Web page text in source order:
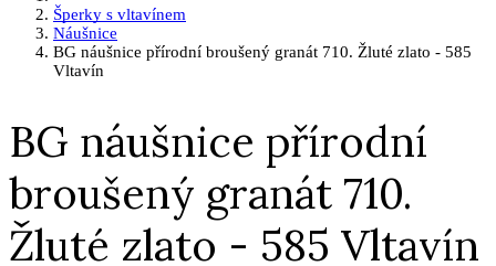
Šperky s vltavínem
Náušnice
BG náušnice přírodní broušený granát 710. Žluté zlato - 585
Vltavín
BG náušnice přírodní
broušený granát 710.
Žluté zlato - 585 Vltavín